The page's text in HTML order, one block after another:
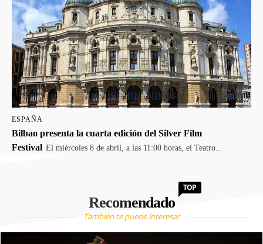
ESPAÑA
Bilbao presenta la cuarta edición del Silver Film
Festival El miércoles 8 de abril, a las 11:00 horas, el Teatro...
Recomendado
TOP
También te puede interesar